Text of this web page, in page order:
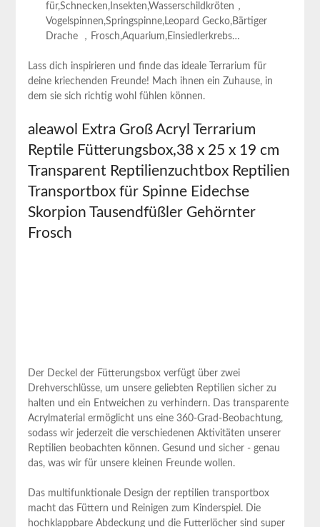
für,Schnecken,Insekten,Wasserschildkröten，
Vogelspinnen,Springspinne,Leopard Gecko,Bärtiger
Drache⁤ ，Frosch,Aquarium,Einsiedlerkrebs…
Lass‍ dich inspirieren und finde⁢ das ideale Terrarium für
deine kriechenden ⁣Freunde! Mach ihnen ein Zuhause, in
dem sie sich richtig wohl⁤ fühlen können.
aleawol Extra Groß ⁢Acryl Terrarium
Reptile Fütterungsbox,38 x 25 x 19 cm
⁤Transparent Reptilienzuchtbox Reptilien
Transportbox für ‍Spinne Eidechse
Skorpion⁢ Tausendfüßler Gehörnter
Frosch
Der Deckel der Fütterungsbox verfügt über zwei
Drehverschlüsse, um unsere geliebten Reptilien sicher zu
halten ⁣und ein Entweichen zu verhindern. Das transparente
Acrylmaterial ermöglicht uns eine 360-Grad-Beobachtung,
sodass wir jederzeit die verschiedenen Aktivitäten unserer
Reptilien beobachten ⁢können. Gesund und sicher ‌- genau
das, was wir für unsere ‍kleinen Freunde wollen.
Das multifunktionale Design der reptilien transportbox
macht das Füttern und Reinigen zum Kinderspiel. Die
hochklappbare Abdeckung⁣ und die Futterlöcher sind super ​